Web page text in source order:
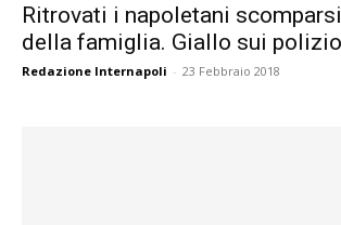
Ritrovati i napoletani
della famiglia. Giallo sui
Redazione Internapoli - 23 Febbraio 2018